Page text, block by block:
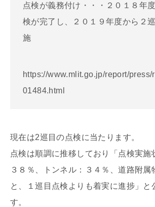
点検が義務付け・・・２０１８年
検が完了し、２０１９年度から２
施
https://www.mlit.go.jp/report/
01484.html
現在は2巡目の点検に当たります。
点検は順調に推移しており「点検実施
３８％、トンネル：３４％、道路附属
と、１巡目点検よりも着実に進捗」と
す。